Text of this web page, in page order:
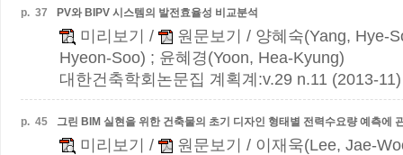
p. 37 PV와 BIPV 시스템의 발전효율성 비교분석
미리보기 / 원문보기
/ 양혜숙(Yang, Hye-
Hyeon-Soo) ; 윤혜경(Yoon, Hea-Kyung)
대한건축학회논문집 계획계:v.29 n.11 (2013-11)
p. 45 그린 BIM 실현을 위한 건축물의 초기 디자인 형태별 전력수요량 예측에
미리보기 / 원문보기
/ 이재욱(Lee, Jae-